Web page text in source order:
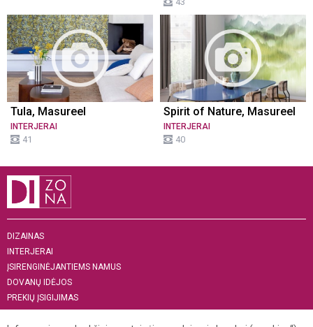
Tula, Masureel
INTERJERAI
41
Spirit of Nature, Masureel
INTERJERAI
40
DIZAINAS
INTERJERAI
ĮSIRENGINĖJANTIEMS NAMUS
DOVANŲ IDĖJOS
PREKIŲ ĮSIGIJIMAS
APIE MUS